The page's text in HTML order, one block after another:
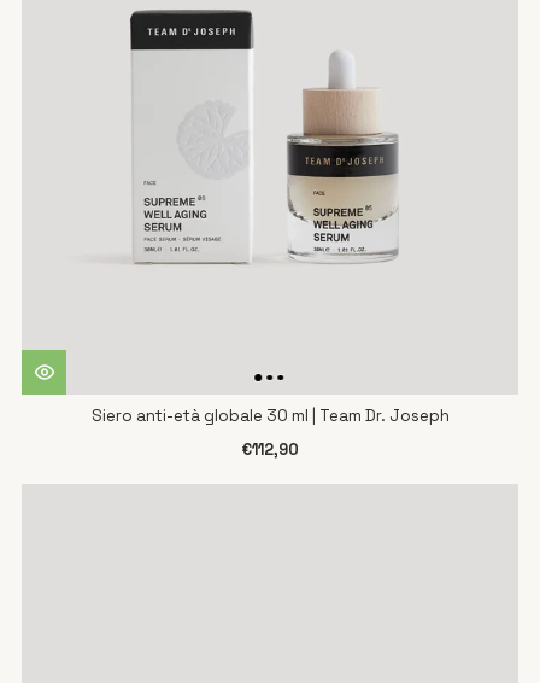
Siero anti-età globale 30 ml | Team Dr. Joseph
€112,90